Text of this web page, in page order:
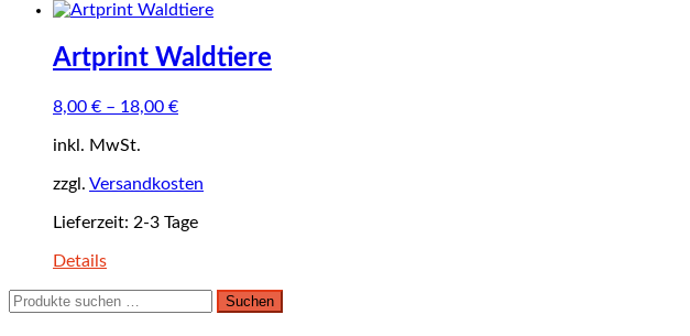
Artprint Waldtiere
8,00 € – 18,00 €
inkl. MwSt.
zzgl. Versandkosten
Lieferzeit: 2-3 Tage
Details
Suchen
Suchen